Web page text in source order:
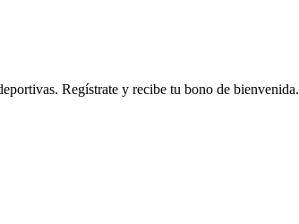
Regístrate y recibe tu bono de bienvenida.